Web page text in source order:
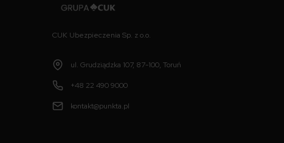
CUK Ubezpieczenia Sp. z o.o.
ul. Grudziądzka 107, 87-100, Toruń
+48 22 490 9000
kontakt@punkta.pl